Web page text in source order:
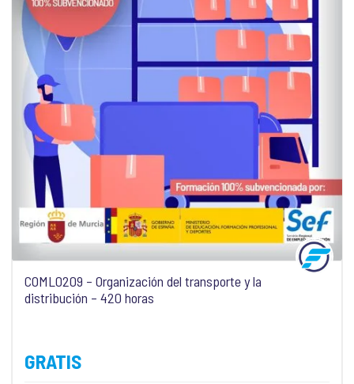
COML0209 – Organización del transporte y la
distribución – 420 horas
GRATIS